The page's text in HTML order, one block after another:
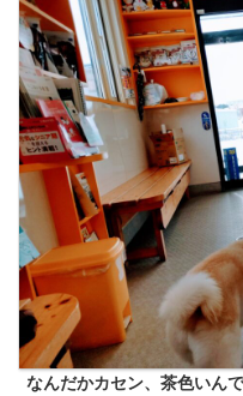
なんだかカセン、茶色いん